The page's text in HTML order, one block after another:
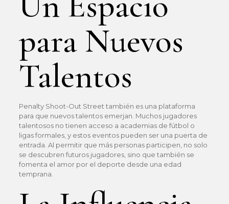
para Nuevos
Talentos
Penalty Shoot-Out Street también es una plataforma
para que nuevos talentos emerjan. Muchos jugadores
talentosos no tienen acceso a academias de fútbol o
ligas formales, y estos eventos pueden ser una puerta de
entrada. Al permitir que más personas participen, no solo
se descubren futuros jugadores, sino que también se
fomenta el amor por el deporte desde una edad
temprana.